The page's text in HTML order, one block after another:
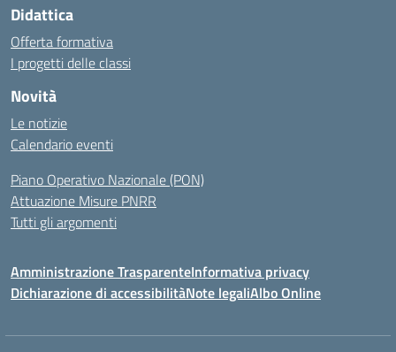
Didattica
Offerta formativa
I progetti delle classi
Novità
Le notizie
Calendario eventi
Piano Operativo Nazionale (PON)
Attuazione Misure PNRR
Tutti gli argomenti
Amministrazione TrasparenteInformativa privacy
Dichiarazione di accessibilitàNote legaliAlbo Online